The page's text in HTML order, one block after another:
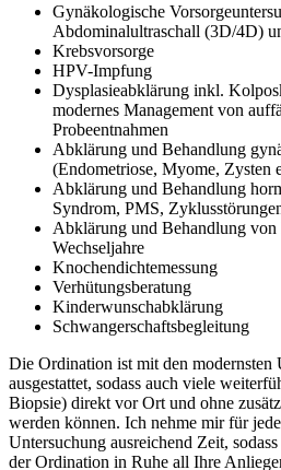
Gynäkologische
Abdominalultraschall (3D/4D)
Krebsvorsorge
HPV-Impfung
Dysplasieabklärung inkl.
modernes Management von
Probeentnahmen
Abklärung und Behandlung
(Endometriose, Myome, Zysten
Abklärung und Behandlung
Syndrom, PMS,
Abklärung und Behandlung
Wechseljahre
Knochendichtemessung
Verhütungsberatung
Kinderwunschabklärung
Schwangerschaftsbegleitung
Die Ordination ist mit den modernsten
ausgestattet, sodass auch viele
Biopsie) direkt vor Ort und ohne
werden können. Ich nehme mir für
Untersuchung ausreichend Zeit,
der Ordination in Ruhe all Ihre